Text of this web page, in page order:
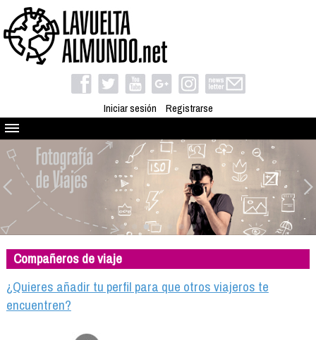
Iniciar sesión Registrarse
Quienes somos
El proyecto
Blog
Viaja con nosotros
Camino solidario
Libros
Compañeros de viaje
Compañeros de viaje
¿Quieres añadir tu perfil para que otros viajeros te
encuentren?